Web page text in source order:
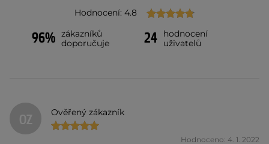
Hodnocení: 4.8
96% zákazníků
doporučuje
24
hodnocení
uživatelů
OZ Ověřený zákazník
Hodnoceno: 4. 1. 2022